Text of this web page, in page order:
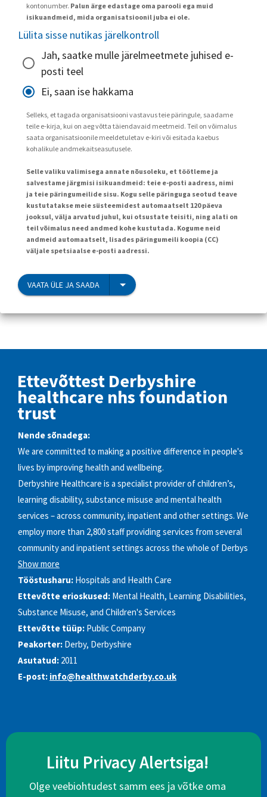
kontonumber. Palun ärge edastage oma parooli ega muid
isikuandmeid, mida organisatsioonil juba ei ole.
Lülita sisse nutikas järelkontroll
Jah, saatke mulle järelmeetmete juhised e-
posti teel
Ei, saan ise hakkama
Selleks, et tagada organisatsiooni vastavus teie päringule, saadame
teile e-kirja, kui on aeg võtta täiendavaid meetmeid. Teil on võimalus
saata organisatsioonile meeldetuletav e-kiri või esitada kaebus
kohalikule andmekaitseasutusele.
Selle valiku valimisega annate nõusoleku, et töötleme ja
salvestame järgmisi isikuandmeid: teie e-posti aadress, nimi
ja teie päringumeilide sisu. Kogu selle päringuga seotud teave
kustutatakse meie süsteemidest automaatselt 120 päeva
jooksul, välja arvatud juhul, kui otsustate teisiti, ning alati on
teil võimalus need andmed kohe kustutada. Kogume neid
andmeid automaatselt, lisades päringumeili koopia (CC)
väljale spetsiaalse e-posti aadressi.
VAATA ÜLE JA SAADA
Ettevõttest Derbyshire
healthcare nhs foundation
trust
Nende sõnadega:
We are committed to making a positive difference in people's
lives by improving health and wellbeing.
Derbyshire Healthcare is a specialist provider of children’s,
learning disability, substance misuse and mental health
services – across community, inpatient and other settings. We
employ more than 2,800 staff providing services from several
community and inpatient settings across the whole of Derbys
Show more
Tööstusharu: Hospitals and Health Care
Ettevõtte erioskused: Mental Health, Learning Disabilities,
Substance Misuse, and Children's Services
Ettevõtte tüüp: Public Company
Peakorter: Derby, Derbyshire
Asutatud: 2011
E-post: info@healthwatchderby.co.uk
Liitu Privacy Alertsiga!
Olge veebiohtudest samm ees ja võtke oma